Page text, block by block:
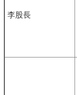
李股長